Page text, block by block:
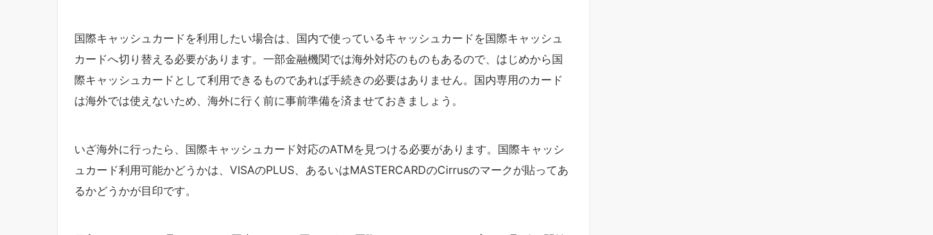
国際キャッシュカードを利用したい場合は、国内で使っているキャッシュカードを国際キャッシュ
カードへ切り替える必要があります。一部金融機関では海外対応のものもあるので、はじめから国
際キャッシュカードとして利用できるものであれば手続きの必要はありません。国内専用のカード
は海外では使えないため、海外に行く前に事前準備を済ませておきましょう。
いざ海外に行ったら、国際キャッシュカード対応のATMを見つける必要があります。国際キャッシ
ュカード利用可能かどうかは、VISAのPLUS、あるいはMASTERCARDのCirrusのマークが貼ってあ
るかどうかが目印です。